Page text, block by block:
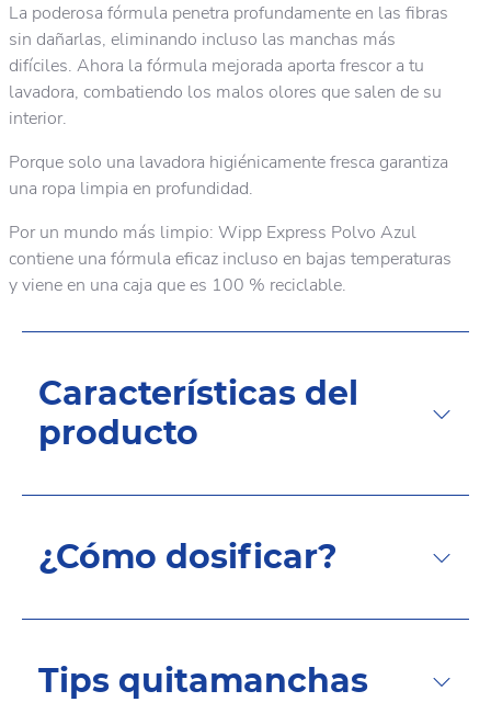
La poderosa fórmula penetra profundamente en las fibras
sin dañarlas, eliminando incluso las manchas más
difíciles. Ahora la fórmula mejorada aporta frescor a tu
lavadora, combatiendo los malos olores que salen de su
interior.
Porque solo una lavadora higiénicamente fresca garantiza
una ropa limpia en profundidad.
Por un mundo más limpio: Wipp Express Polvo Azul
contiene una fórmula eficaz incluso en bajas temperaturas
y viene en una caja que es 100 % reciclable.
Características del
producto
¿Cómo dosificar?
Tips quitamanchas